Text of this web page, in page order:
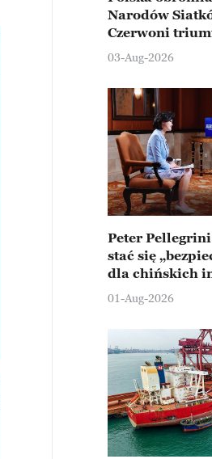
Narodów
Czerwoni
Ningbo
03-Aug-2026
Peter
stać się
dla chińskich
Europejskiej
01-Aug-2026